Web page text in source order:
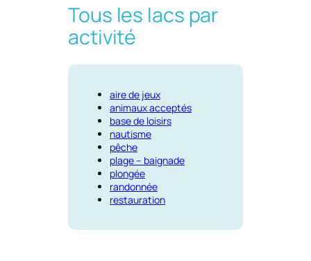
Tous les lacs par
activité
aire de jeux
animaux acceptés
base de loisirs
nautisme
pêche
plage – baignade
plongée
randonnée
restauration